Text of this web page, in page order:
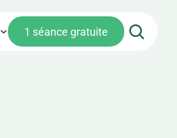
1 séance gratuite